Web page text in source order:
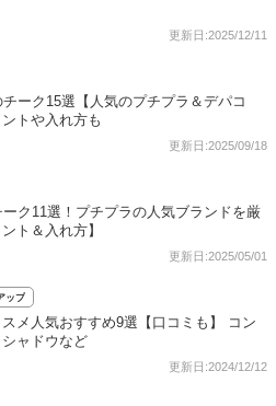
更新日:2025/12/11
ーク15選【人気のプチプラ＆デパコ
トや入れ方も
更新日:2025/09/18
ク11選！プチプラの人気ブランドを厳
ト＆入れ方】
更新日:2025/05/01
ップ
メ人気おすすめ9選【口コミも】 コン
ャドウなど
更新日:2024/12/12